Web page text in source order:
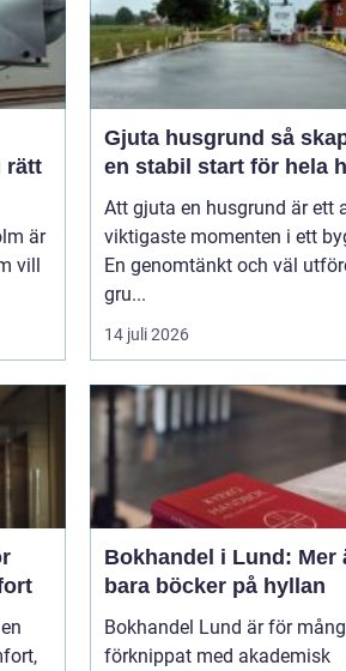
rätt
är
vill
Gjuta husgrund så skapas
en stabil start för hela
Att gjuta en husgrund är ett
viktigaste momenten i ett
En genomtänkt och väl
gru...
14 juli 2026
Bokhandel i Lund: Mer
bara böcker på hyllan
Bokhandel Lund är för
förknippat med akademisk